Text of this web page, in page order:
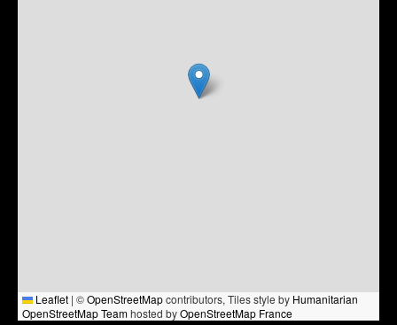
Leaflet | ©OpenStreetMapcontributors, Tiles style by Humanitarian
OpenStreetMap Teamhosted byOpenStreetMap France